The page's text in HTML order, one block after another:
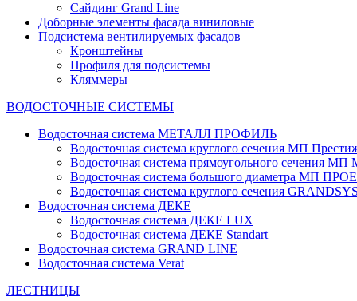
Сайдинг Grand Line
Доборные элементы фасада виниловые
Подсистема вентилируемых фасадов
Кронштейны
Профиля для подсистемы
Кляммеры
ВОДОСТОЧНЫЕ СИСТЕМЫ
Водосточная система МЕТАЛЛ ПРОФИЛЬ
Водосточная система круглого сечения МП
Водосточная система прямоугольного сечения МП
Водосточная система большого диаметра МП
Водосточная система круглого сечения
Водосточная система ДЕКЕ
Водосточная система ДЕКЕ LUX
Водосточная система ДЕКЕ Standart
Водосточная система GRAND LINE
Водосточная система Verat
ЛЕСТНИЦЫ